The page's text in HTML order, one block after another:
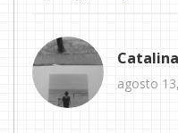
agosto